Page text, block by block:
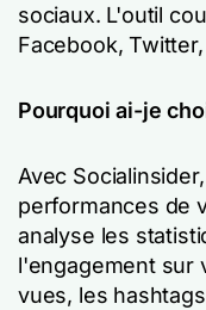
sociaux. L'outil
Facebook,
Pourquoi ai-je
Avec
performances de
analyse les
l'engagement sur
vues, les